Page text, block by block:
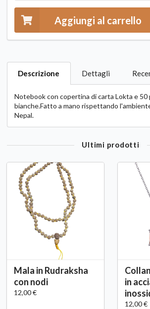
Aggiungi al carrello
Descrizione Dettagli
Notebook con copertina di carta Lokta e 50
bianche.Fatto a mano rispettando
Nepal.
Ultimi prodotti
Mala in Rudraksha
con nodi
12,00 €
in
12,00 €